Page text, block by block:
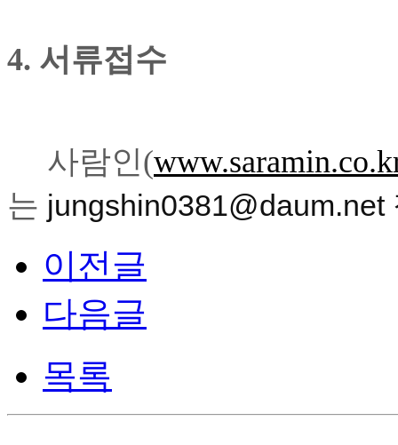
4. 서류접수
사람인(
는 jungshin0381@daum.net
이전글
다음글
목록